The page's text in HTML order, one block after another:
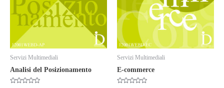
Servizi Multimediali
Analisi del Posizionamento
Servizi Multimediali
E-commerce